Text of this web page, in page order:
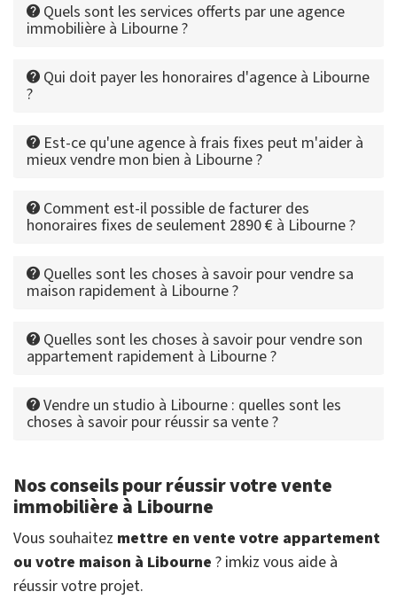
Quels sont les services offerts par une agence
immobilière à Libourne ?
Qui doit payer les honoraires d'agence à Libourne
?
Est-ce qu'une agence à frais fixes peut m'aider à
mieux vendre mon bien à Libourne ?
Comment est-il possible de facturer des
honoraires fixes de seulement 2890 € à Libourne ?
Quelles sont les choses à savoir pour vendre sa
maison rapidement à Libourne ?
Quelles sont les choses à savoir pour vendre son
appartement rapidement à Libourne ?
Vendre un studio à Libourne : quelles sont les
choses à savoir pour réussir sa vente ?
Nos conseils pour réussir votre vente
immobilière à Libourne
Vous souhaitez mettre en vente votre appartement
ou votre maison à Libourne ? imkiz vous aide à
réussir votre projet.